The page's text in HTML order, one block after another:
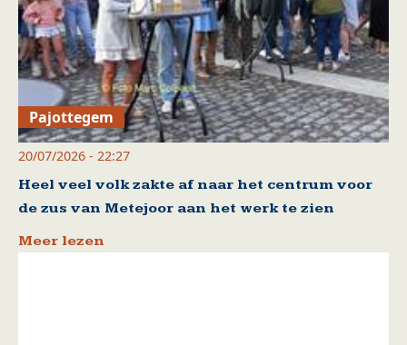
Pajottegem
20/07/2026 - 22:27
Heel veel volk zakte af naar het centrum voor
de zus van Metejoor aan het werk te zien
Meer lezen